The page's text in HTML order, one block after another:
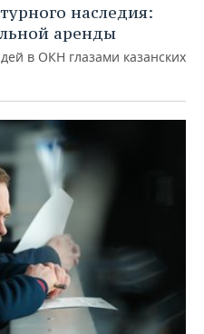
наследия:
аренды
в ОКН глазами казанских